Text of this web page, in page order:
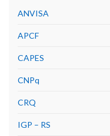
ANVISA
APCF
CAPES
CNPq
CRQ
IGP – RS